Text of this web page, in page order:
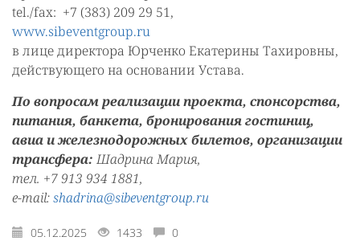
tel./fax: +7 (383) 209 29 51,
www.sibeventgroup.ru
в лице директора Юрченко Екатерины Тахировны,
действующего на основании Устава.
По вопросам реализации проекта, спонсорства,
питания, банкета, бронирования гостиниц,
авиа и железнодорожных билетов, организации
трансфера: Шадрина Мария,
тел. +7 913 934 1881,
e-mail:shadrina@sibeventgroup.ru
05.12.2025 1433 0